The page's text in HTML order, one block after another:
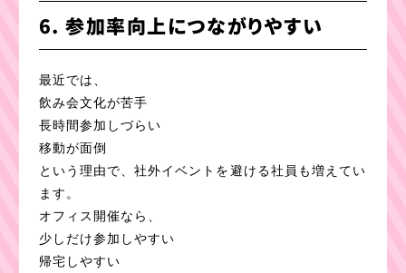
6. 参加率向上につながりやすい
最近では、
飲み会文化が苦手
長時間参加しづらい
移動が面倒
という理由で、社外イベントを避ける社員も増えてい
ます。
オフィス開催なら、
少しだけ参加しやすい
帰宅しやすい